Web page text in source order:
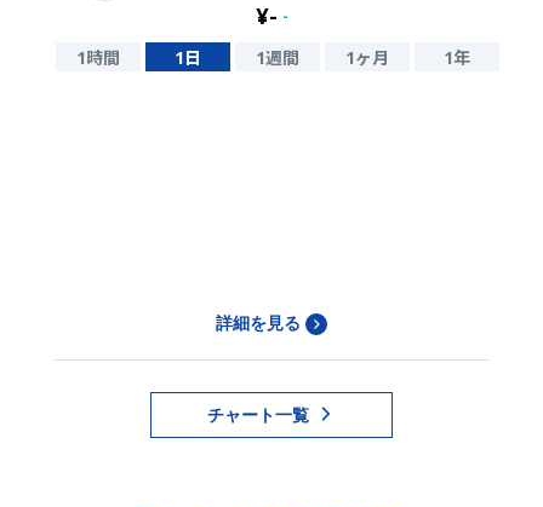
¥- -
1時間 1日 1週間 1ヶ月 1年
詳細を見る
チャート一覧